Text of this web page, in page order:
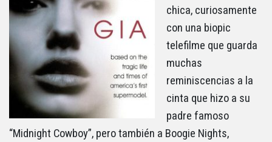
chica, curiosamente
con una biopic
telefilme que guarda
muchas
reminiscencias a la
cinta que hizo a su
padre famoso
“Midnight Cowboy”, pero también a Boogie Nights,